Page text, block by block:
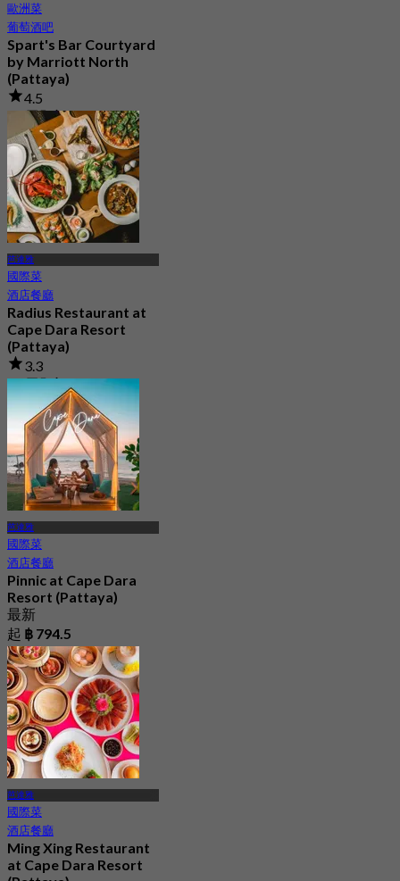
歐洲菜
葡萄酒吧
Spart's Bar Courtyard
by Marriott North
(Pattaya)
4.5
55 已預訂
起฿ 245
芭達雅
國際菜
酒店餐廳
Radius Restaurant at
Cape Dara Resort
(Pattaya)
3.3
75 已預訂
起฿ 397.25
芭達雅
國際菜
酒店餐廳
Pinnic at Cape Dara
Resort (Pattaya)
最新
起 ฿ 794.5
芭達雅
國際菜
酒店餐廳
Ming Xing Restaurant
at Cape Dara Resort